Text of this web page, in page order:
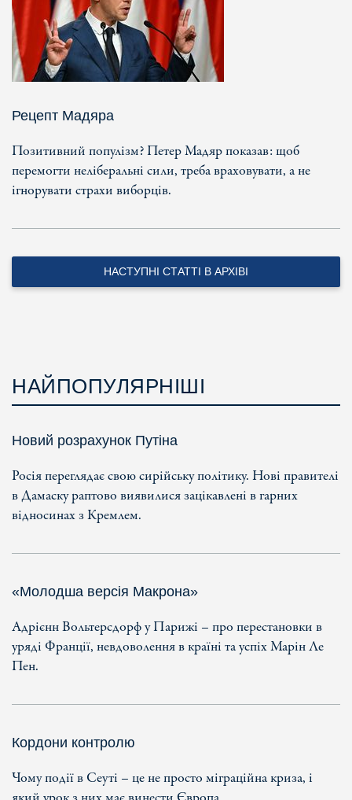
Рецепт Мадяра
Позитивний популізм? Петер Мадяр показав: щоб
перемогти неліберальні сили, треба враховувати, а не
ігнорувати страхи виборців.
НАСТУПНІ СТАТТІ В АРХІВІ
НАЙПОПУЛЯРНІШІ
Новий розрахунок Путіна
Росія переглядає свою сирійську політику. Нові правителі
в Дамаску раптово виявилися зацікавлені в гарних
відносинах з Кремлем.
«Молодша версія Макрона»
Адрієнн Вольтерсдорф у Парижі – про перестановки в
уряді Франції, невдоволення в країні та успіх Марін Ле
Пен.
Кордони контролю
Чому події в Сеуті – це не просто міграційна криза, і